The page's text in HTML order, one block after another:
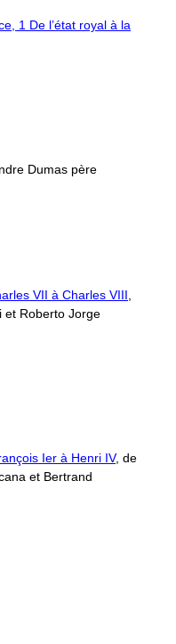
1 De l’état royal à la
Dumas père
VII à Charles VIII
et Roberto Jorge
Ier à Henri IV, de
et Bertrand